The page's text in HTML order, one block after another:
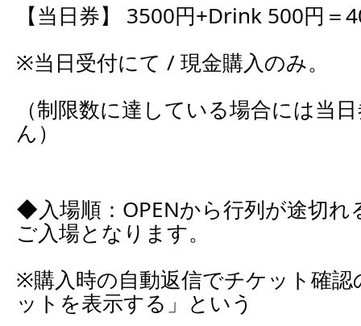
【当日券】 3500円+Drink 500円＝
※当日受付にて / 現金購入のみ。
（制限数に達している場合には当
ん）
◆入場順：OPENから行列が途切れ
ご入場となります。
※購入時の自動返信でチケット確
ットを表示する」という